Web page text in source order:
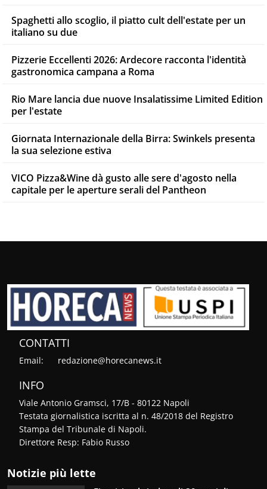
Spaghetti allo scoglio, il piatto cult dell'estate per un
italiano su due
Pizzerie Eccellenti 2026: Ardecore racconta l'identità
gastronomica campana a Roma
Rio Mare lancia due nuove Insalatissime Limited Edition
per l'estate
Giornata Internazionale della Birra: Swinkels presenta
la sua selezione estiva
VICO Pizza&Wine dà gusto alle sere d'agosto nella
capitale per le aperture serali del Pantheon
CONTATTI
Email: redazione@horecanews.it
INFO
Viale Antonio Gramsci, 17/B - 80122 Napoli
Testata giornalistica iscritta al n. 48/2018 del Registro
Stampa del Tribunale di Napoli.
Direttore Resp: Fabio Russo
Notizie più lette